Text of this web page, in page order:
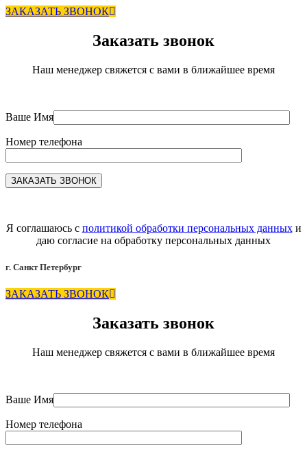
ЗАКАЗАТЬ ЗВОНОК
Заказать звонок
Наш менеджер свяжется с вами в ближайшее время
Ваше Имя
Номер телефона
Я соглашаюсь с политикой обработки персональных данныхи
даю согласие на обработку персональных данных
г. Санкт Петербург
ЗАКАЗАТЬ ЗВОНОК
Заказать звонок
Наш менеджер свяжется с вами в ближайшее время
Ваше Имя
Номер телефона